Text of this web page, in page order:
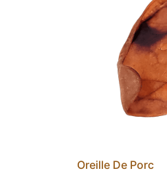
Oreille De Porc